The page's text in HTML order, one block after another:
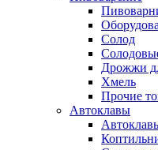
Солод
Дрожжи
Хмель
Прочие
Автоклавы